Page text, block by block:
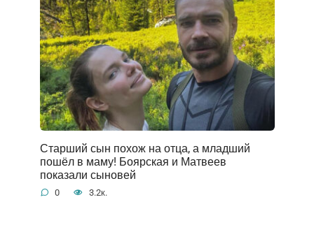
Старший сын похож на отца, а младший
пошёл в маму! Боярская и Матвеев
показали сыновей
0 3.2к.